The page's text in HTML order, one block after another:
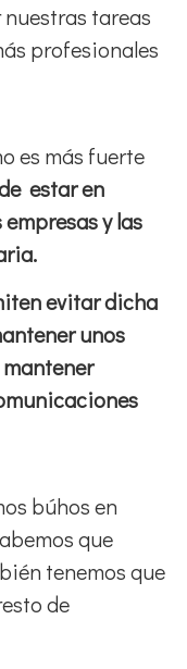
tareas
profesionales
es más fuerte
estar en
y las
evitar dicha
unos
búhos en
que
tenemos que
de